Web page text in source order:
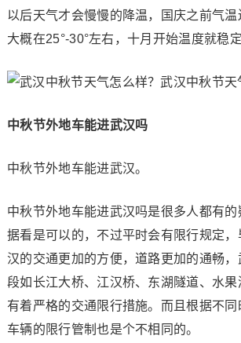
以后天气才会慢慢的降温，国庆之前气温
大概在25°-30°左右，十月开始温度就稳
中秋节外地车能进武汉吗
中秋节外地车能进武汉。
中秋节外地车能进武汉吗是很多人都有
据看是可以的，不过平时会有限行规定
汉的交通更加的方便，道路更加的通畅
段如长江大桥、江汉桥、东湖隧道、水
有着严格的交通限行措施。而且根据不
车辆的限行管制也是个不相同的。